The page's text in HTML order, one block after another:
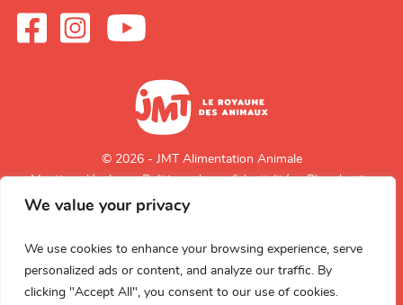
We value your privacy
We use cookies to enhance your browsing experience, serve
personalized ads or content, and analyze our traffic. By
clicking "Accept All", you consent to our use of cookies.
© 2026 - JMT Alimentation Animale
Mentions légales
Politique de confidentialité Plan du site